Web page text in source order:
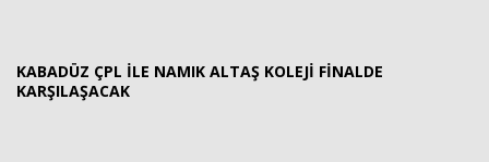
KABADÜZ ÇPL İLE NAMIK ALTAŞ KOLEJİ FİNALDE
KARŞILAŞACAK